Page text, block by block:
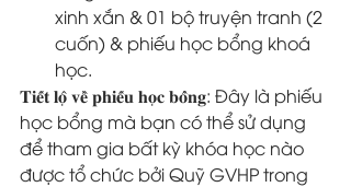
xinh xắn & 01 bộ truyện tranh (2
cuốn) & phiếu học bổng khoá
học.
𝐓𝐢𝐞̂́𝐭 𝐥𝐨̣̂ 𝐯𝐞̂̀ 𝐩𝐡𝐢𝐞̂́𝐮 𝐡𝐨̣𝐜 𝐛𝐨̂̉𝐧𝐠: Đây là phiếu
học bổng mà bạn có thể sử dụng
để tham gia bất kỳ khóa học nào
được tổ chức bởi Quỹ GVHP trong